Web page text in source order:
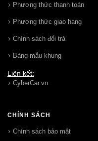
Phương thức thanh toán
Phương thức giao hang
Chính sách đổi trả
Bảng mẫu khung
Liên kết:
CyberCar.vn
CHÍNH SÁCH
Chính sách bảo mật